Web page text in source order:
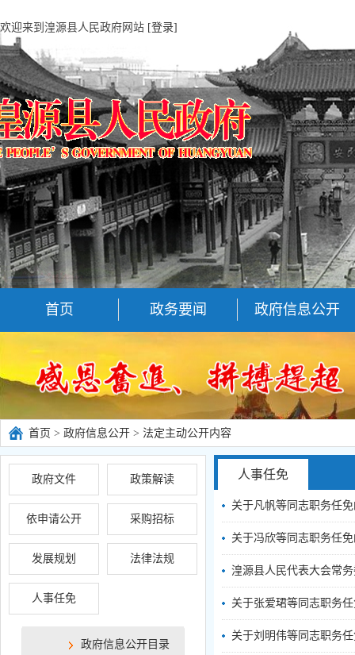
欢迎来到湟源县人民政府网站 [登录]
首页 政务要闻 政府信息公开
首页 > 政府信息公开 > 法定主动公开内容
政府文件 政策解读
依申请公开 采购招标
发展规划 法律法规
人事任免
政府信息公开目录
人事任免
关于凡帆等同志职务任
关于冯欣等同志职务任
湟源县人民代表大会常
关于张爱珺等同志职务
关于刘明伟等同志职务